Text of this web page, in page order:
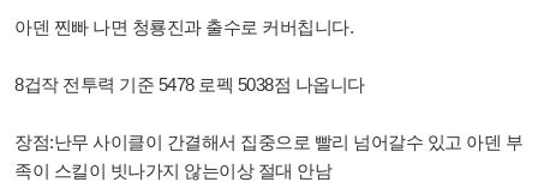
아덴 찐빠 나면 청룡진과 출수로 커버칩니다.
8겁작 전투력 기준 5478 로펙 5038점 나옵니다
장점:난무 사이클이 간결해서 집중으로 빨리 넘어갈수 있고 아덴 부
족이 스킬이 빗나가지 않는이상 절대 안남